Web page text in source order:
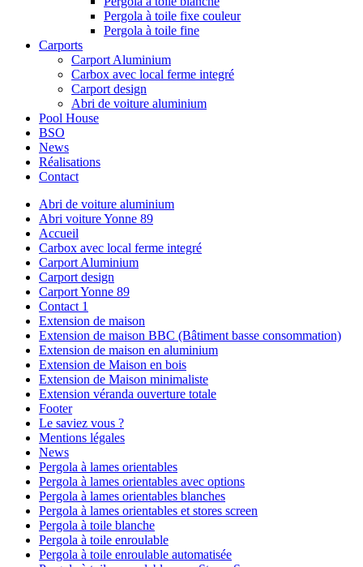
Pergola à toile fixe couleur
Pergola à toile fine
Carports
Carport Aluminium
Carbox avec local ferme integré
Carport design
Abri de voiture aluminium
Pool House
BSO
News
Réalisations
Contact
Abri de voiture aluminium
Abri voiture Yonne 89
Accueil
Carbox avec local ferme integré
Carport Aluminium
Carport design
Carport Yonne 89
Contact 1
Extension de maison
Extension de maison BBC (Bâtiment basse consommation)
Extension de maison en aluminium
Extension de Maison en bois
Extension de Maison minimaliste
Extension véranda ouverture totale
Footer
Le saviez vous ?
Mentions légales
News
Pergola à lames orientables
Pergola à lames orientables avec options
Pergola à lames orientables blanches
Pergola à lames orientables et stores screen
Pergola à toile blanche
Pergola à toile enroulable
Pergola à toile enroulable automatisée